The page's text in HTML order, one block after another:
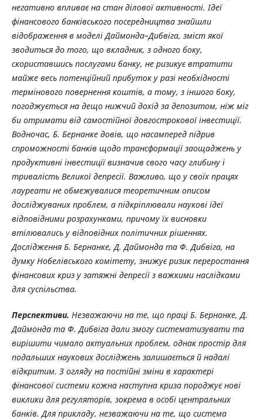
негативно впливає на стан ділової активності. Ідеї
фінансового банківського посередництва знайшли
відображення в моделі Даймонда–Дибвіга, зміст якої
зводиться до того, що вкладник, з одного боку,
скориставшись послугами банку, не ризикує втратити
майже весь потенційний прибуток у разі необхідності
термінового повернення коштів, а тому, з іншого боку,
погоджується на дещо нижчий дохід за депозитом, ніж міг
би отримати від самостійної довгострокової інвестиції.
Водночас, Б. Бернанке довів, що насамперед підрив
спроможності банків щодо трансформації заощаджень у
продуктивні інвестиції визначив свого часу глибину і
тривалість Великої депресії. Важливо, що у своїх працях
лауреати не обмежувалися теоретичним описом
досліджуваних проблем, а підкріплювали наукові ідеї
відповідними розрахунками, причому їх висновки
втілювались у відповідних політичних рішеннях.
Дослідження Б. Бернанке, Д. Даймонда та Ф. Дибвіга, на
думку Нобелівського комітету, знижує ризик переростання
фінансових криз у затяжні депресії з важкими наслідками
для суспільства.
Перспективи. Незважаючи на те, що праці Б. Бернанке, Д.
Даймонда та Ф. Дибвіга дали змогу систематизувати та
вирішити чимало актуальних проблем, однак простір для
подальших наукових досліджень залишається й надалі
відкритим. З огляду на постійні зміни в характері
фінансової системи кожна наступна криза породжує нові
виклики для регуляторів, зокрема в особі центральних
банків. Для прикладу, незважаючи на те, що система